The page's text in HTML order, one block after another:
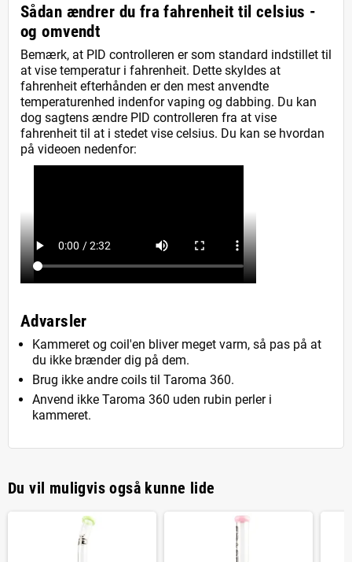
Sådan ændrer du fra fahrenheit til celsius -
og omvendt
Bemærk, at PID controlleren er som standard indstillet til
at vise temperatur i fahrenheit. Dette skyldes at
fahrenheit efterhånden er den mest anvendte
temperaturenhed indenfor vaping og dabbing. Du kan
dog sagtens ændre PID controlleren fra at vise
fahrenheit til at i stedet vise celsius. Du kan se hvordan
på videoen nedenfor:
Advarsler
Kammeret og coil'en bliver meget varm, så pas på at
du ikke brænder dig på dem.
Brug ikke andre coils til Taroma 360.
Anvend ikke Taroma 360 uden rubin perler i
kammeret.
Du vil muligvis også kunne lide